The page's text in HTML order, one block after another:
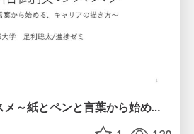
言葉の格闘技のススメ～紙とペンと言葉から始める、キャリアの描き方～